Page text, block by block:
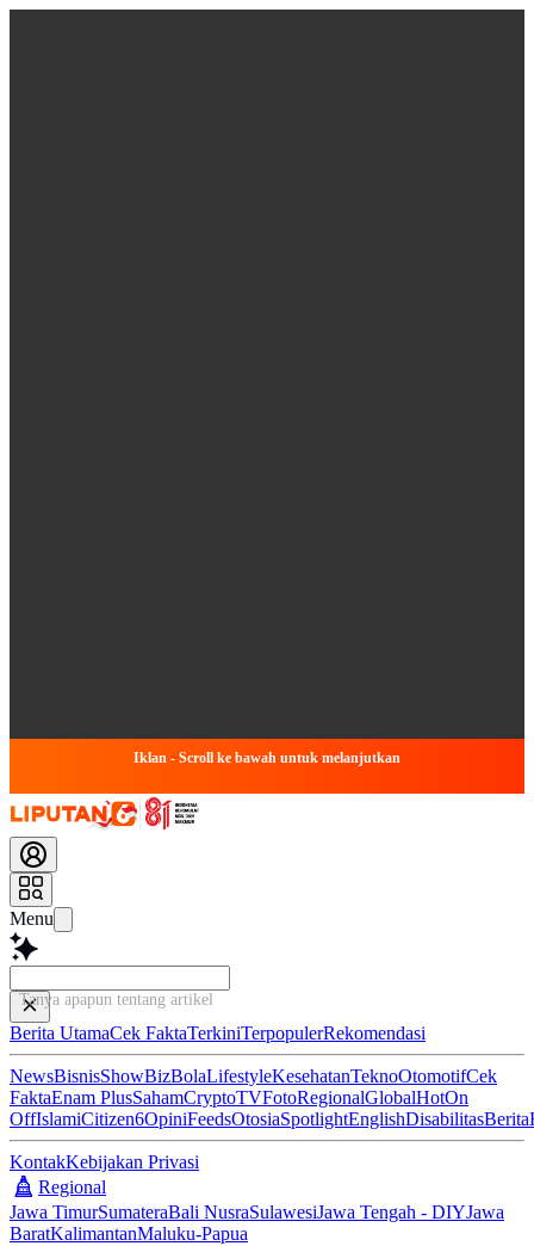
Iklan - Scroll ke bawah untuk melanjutkan
Menu
Tanya apapun tentang artikel ini...
Berita UtamaCek FaktaTerkiniTerpopulerRekomendasi
NewsBisnisShowBizBolaLifestyleKesehatanTeknoOtomotifCek
FaktaEnam PlusSahamCryptoTVFotoRegionalGlobalHotOn
OffIslamiCitizen6OpiniFeedsOtosiaSpotlightEnglishDisabilitasBerita
KontakKebijakan Privasi
Regional
Jawa TimurSumateraBali NusraSulawesiJawa Tengah - DIYJawa
BaratKalimantanMaluku-Papua